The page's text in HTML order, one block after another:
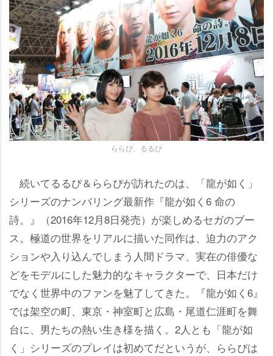
ららぴ、るるぴ
続いてるるぴ＆ららぴが訪れたのは、「龍が如く」
シリーズのナンバリング最新作『龍が如く6 命の
詩。』（2016年12月8日発売）が楽しめるセガのブー
ス。極道の世界をリアルに描いた同作は、迫力のアク
ションや入り込んでしまう人間ドラマ、実在の俳優な
どをモデルにした魅力的なキャラクターで、日本だけ
でなく世界中のファンを魅了してきた。『龍が如く6』
では架空の町、東京・神室町と広島・尾道仁涯町を舞
台に、男たちの熱い生き様を描く。2人とも「龍が如
く」シリーズのプレイは初めてだというが、ららぴは